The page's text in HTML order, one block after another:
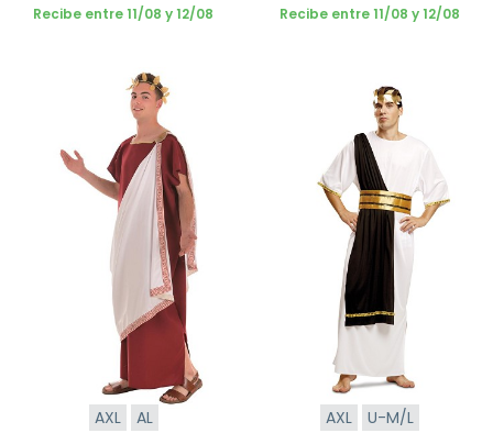
Recibe entre 11/08 y 12/08 Recibe entre 11/08 y 12/08
AXL
AL
AXL
U-M/L